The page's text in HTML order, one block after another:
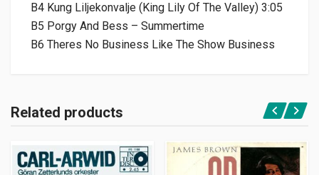
B4 Kung Liljekonvalje (King Lily Of The Valley) 3:05
B5 Porgy And Bess – Summertime
B6 Theres No Business Like The Show Business
Related products